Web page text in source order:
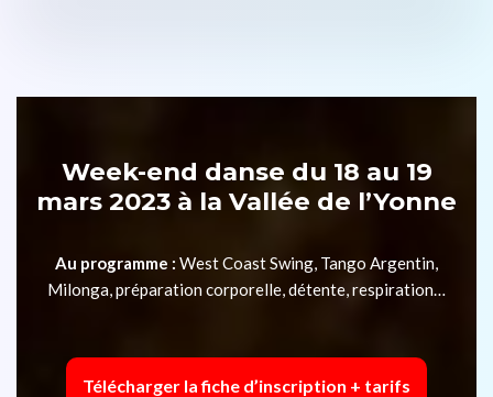
Week-end danse du 18 au 19
mars 2023 à la Vallée de l’Yonne
Au programme : West Coast Swing, Tango Argentin,
Milonga, préparation corporelle, détente, respiration…
Télécharger la fiche d’inscription + tarifs